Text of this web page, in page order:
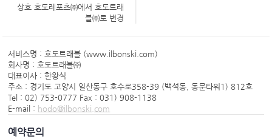
상호 호도레포츠㈜에서 호도트래
블㈜로 변경
서비스명 : 호도트래블 (www.ilbonski.com)
회사명 : 호도트래블㈜
대표이사 : 한왕식
주소 : 경기도 고양시 일산동구 호수로358-39 (백석동, 동문타워1) 812호
Tel : 02) 753-0777 Fax : 031) 908-1138
E-mail : hodo@ilbonski.com
예약문의